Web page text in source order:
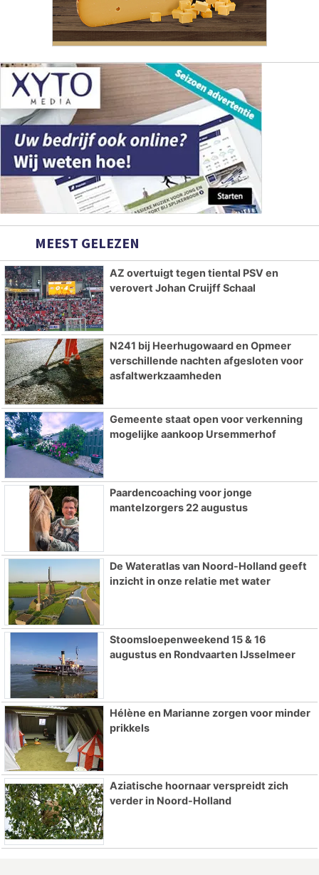
MEEST GELEZEN
AZ overtuigt tegen tiental PSV en
verovert Johan Cruijff Schaal
N241 bij Heerhugowaard en Opmeer
verschillende nachten afgesloten voor
asfaltwerkzaamheden
Gemeente staat open voor verkenning
mogelijke aankoop Ursemmerhof
Paardencoaching voor jonge
mantelzorgers 22 augustus
De Wateratlas van Noord-Holland geeft
inzicht in onze relatie met water
Stoomsloepenweekend 15 & 16
augustus en Rondvaarten IJsselmeer
Hélène en Marianne zorgen voor minder
prikkels
Aziatische hoornaar verspreidt zich
verder in Noord-Holland